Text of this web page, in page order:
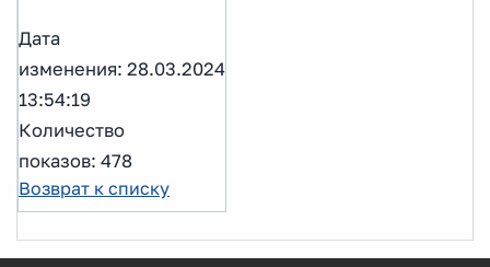
Дата
изменения: 28.03.2024
13:54:19
Количество
показов: 478
Возврат к списку